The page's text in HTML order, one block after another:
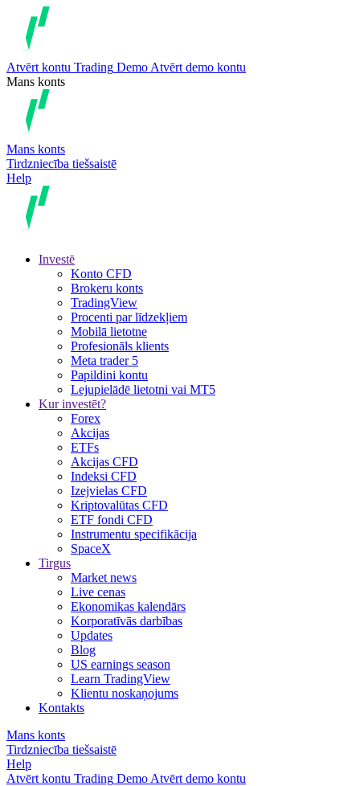
Atvērt kontu Trading Demo Atvērt demo kontu
Mans konts
Mans konts
Tirdzniecība tiešsaistē
Help
Investē
Konto CFD
Brokeru konts
TradingView
Procenti par līdzekļiem
Mobilā lietotne
Profesionāls klients
Meta trader 5
Papildini kontu
Lejupielādē lietotni vai MT5
Kur investēt?
Forex
Akcijas
ETFs
Akcijas CFD
Indeksi CFD
Izejvielas CFD
Kriptovalūtas CFD
ETF fondi CFD
Instrumentu specifikācija
SpaceX
Tirgus
Market news
Live cenas
Ekonomikas kalendārs
Korporatīvās darbības
Updates
Blog
US earnings season
Learn TradingView
Klientu noskaņojums
Kontakts
Mans konts
Tirdzniecība tiešsaistē
Help
Atvērt kontu Trading Demo Atvērt demo kontu